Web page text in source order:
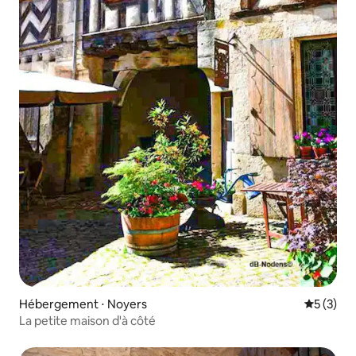
Hébergement ⋅ Noyers
5 (3)
La petite maison d'à côté